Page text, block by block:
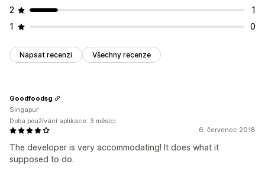
2
1
1
0
Napsat recenzi Všechny recenze
6. červenec 2018
The developer is very accommodating! It does what it
supposed to do.
Goodfoodsg
Singapur
Doba používání aplikace: 3 měsíci